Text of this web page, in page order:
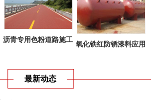
沥青专用色粉道路施工
氧化铁红防锈漆料应用
最新动态